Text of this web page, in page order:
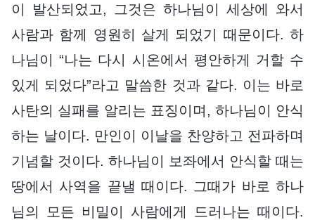
이 발산되었고, 그것은 하나님이 세상에 와서
사람과 함께 영원히 살게 되었기 때문이다. 하
나님이 “나는 다시 시온에서 평안하게 거할 수
있게 되었다”라고 말씀한 것과 같다. 이는 바로
사탄의 실패를 알리는 표징이며, 하나님이 안식
하는 날이다. 만인이 이날을 찬양하고 전파하며
기념할 것이다. 하나님이 보좌에서 안식할 때는
땅에서 사역을 끝낼 때이다. 그때가 바로 하나
님의 모든 비밀이 사람에게 드러나는 때이다.